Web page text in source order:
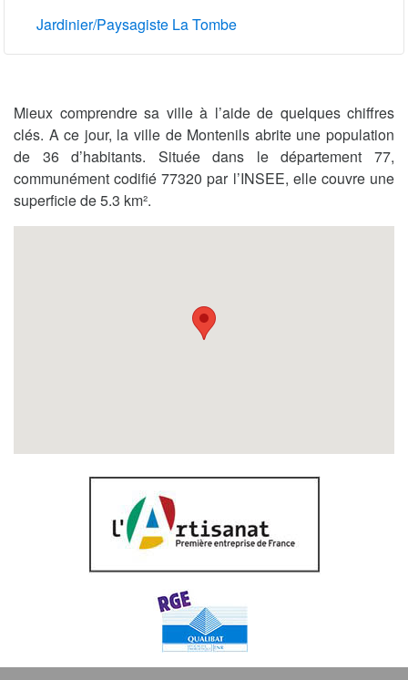
Jardinier/Paysagiste La Tombe
Mieux comprendre sa ville à l’aide de quelques chiffres
clés. A ce jour, la ville de Montenils abrite une population
de 36 d’habitants. Située dans le département 77,
communément codifié 77320 par l’INSEE, elle couvre une
superficie de 5.3 km².